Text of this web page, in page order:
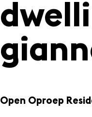
Open Oproep